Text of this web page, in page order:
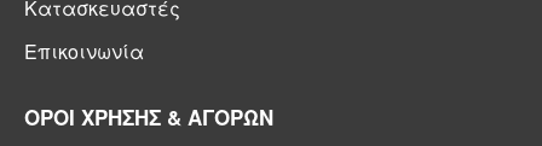
Κατασκευαστές
Επικοινωνία
ΟΡΟΙ ΧΡΗΣΗΣ & ΑΓΟΡΩΝ